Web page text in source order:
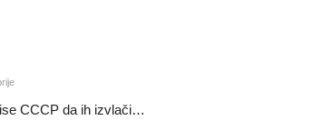
CCCP da ih izvlači…